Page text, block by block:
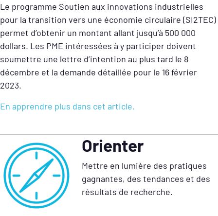
Le programme Soutien aux innovations industrielles
pour la transition vers une économie circulaire (SI2TEC)
permet d’obtenir un montant allant jusqu’à 500 000
dollars. Les PME intéressées à y participer doivent
soumettre une lettre d’intention au plus tard le 8
décembre et la demande détaillée pour le 16 février
2023.
En apprendre plus dans cet article.
Orienter
Mettre en lumière des pratiques
gagnantes, des tendances et des
résultats de recherche.